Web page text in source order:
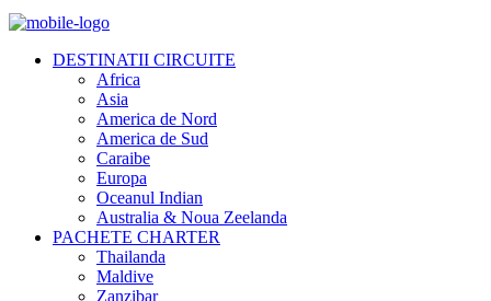
DESTINATII CIRCUITE
Africa
Asia
America de Nord
America de Sud
Caraibe
Europa
Oceanul Indian
Australia & Noua Zeelanda
PACHETE CHARTER
Thailanda
Maldive
Zanzibar